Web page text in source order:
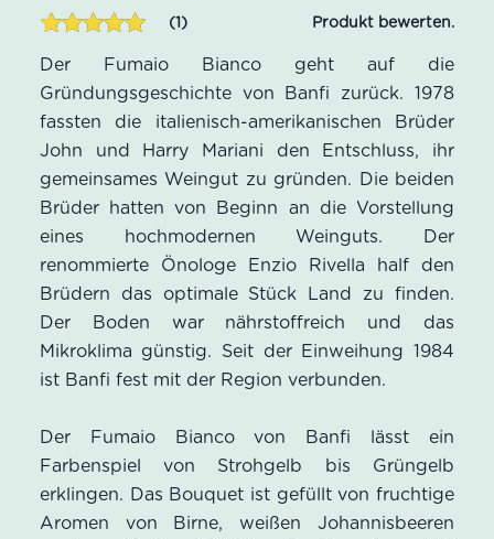
5.00
von 5,
basierend
auf
Kundenbewertung
1
Der Fumaio Bianco geht auf die
Gründungsgeschichte von Banfi zurück. 1978
fassten die italienisch-amerikanischen Brüder
John und Harry Mariani den Entschluss, ihr
gemeinsames Weingut zu gründen. Die beiden
Brüder hatten von Beginn an die Vorstellung
eines hochmodernen Weinguts. Der
renommierte Önologe Enzio Rivella half den
Brüdern das optimale Stück Land zu finden.
Der Boden war nährstoffreich und das
Mikroklima günstig. Seit der Einweihung 1984
ist Banfi fest mit der Region verbunden.
Der Fumaio Bianco von Banfi lässt ein
Farbenspiel von Strohgelb bis Grüngelb
erklingen. Das Bouquet ist gefüllt von fruchtige
Aromen von Birne, weißen Johannisbeeren